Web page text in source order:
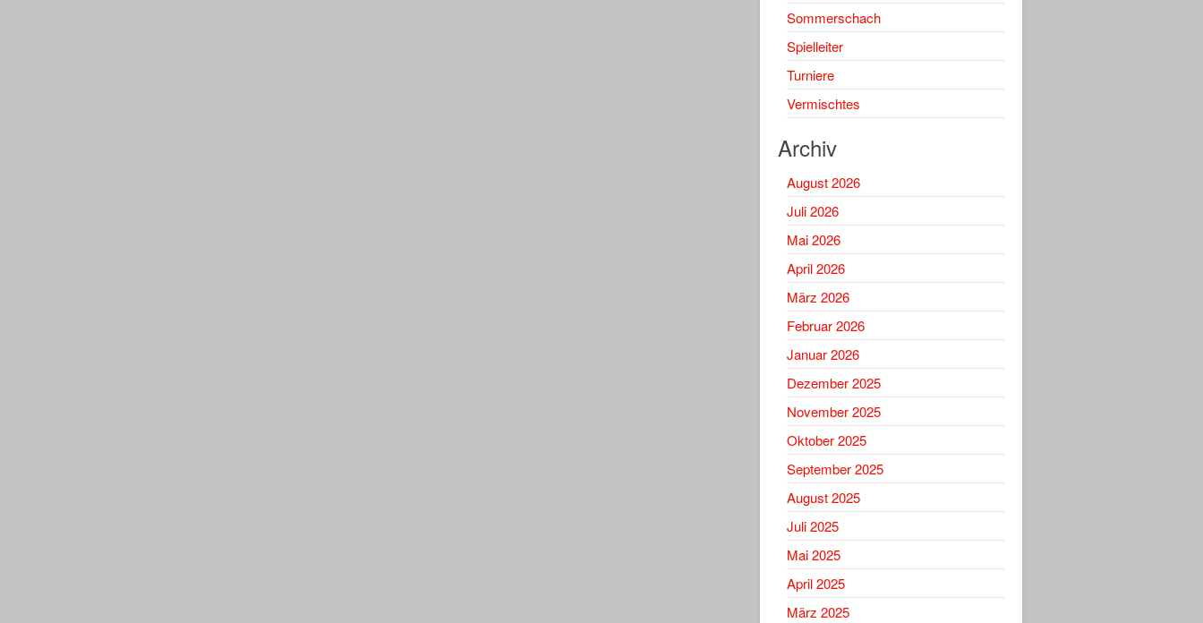
Sommerschach
Spielleiter
Turniere
Vermischtes
Archiv
August 2026
Juli 2026
Mai 2026
April 2026
März 2026
Februar 2026
Januar 2026
Dezember 2025
November 2025
Oktober 2025
September 2025
August 2025
Juli 2025
Mai 2025
April 2025
März 2025